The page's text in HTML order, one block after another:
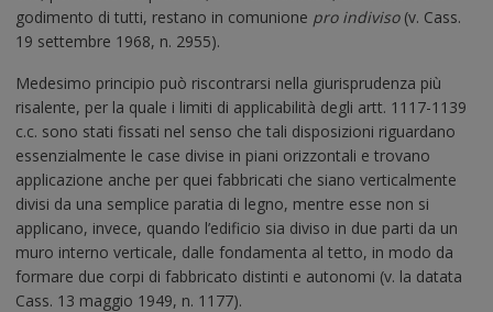
godimento di tutti, restano in comunione pro indiviso (v. Cass.
19 settembre 1968, n. 2955).
Medesimo principio può riscontrarsi nella giurisprudenza più
risalente, per la quale i limiti di applicabilità degli artt. 1117-1139
c.c. sono stati fissati nel senso che tali disposizioni riguardano
essenzialmente le case divise in piani orizzontali e trovano
applicazione anche per quei fabbricati che siano verticalmente
divisi da una semplice paratia di legno, mentre esse non si
applicano, invece, quando l’edificio sia diviso in due parti da un
muro interno verticale, dalle fondamenta al tetto, in modo da
formare due corpi di fabbricato distinti e autonomi (v. la datata
Cass. 13 maggio 1949, n. 1177).